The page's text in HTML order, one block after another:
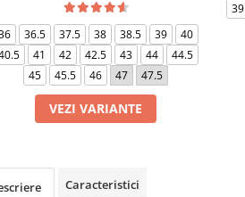
36.5 37.5 38 38.5 39
40
41 42 42.5 43 44
44.5
45
45.5 46 47 47.5
VEZI VARIANTE
39
Caracteristici